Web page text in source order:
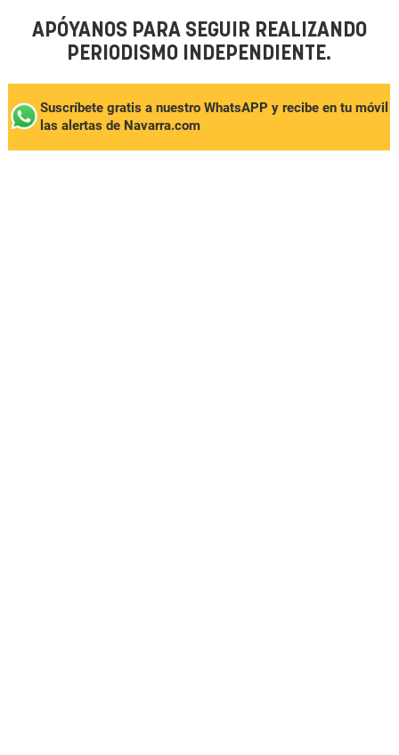
APÓYANOS PARA SEGUIR REALIZANDO
PERIODISMO INDEPENDIENTE.
Suscríbete gratis a nuestro WhatsAPP y recibe en tu móvil
las alertas de Navarra.com